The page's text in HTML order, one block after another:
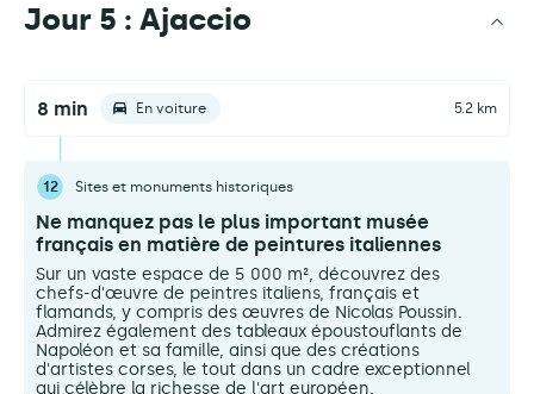
Jour 5 : Ajaccio
8 min En voiture 5.2 km
12 Sites et monuments historiques
Ne manquez pas le plus important musée
français en matière de peintures italiennes
Sur un vaste espace de 5 000 m², découvrez des
chefs-d'œuvre de peintres italiens, français et
flamands, y compris des œuvres de Nicolas Poussin.
Admirez également des tableaux époustouflants de
Napoléon et sa famille, ainsi que des créations
d'artistes corses, le tout dans un cadre exceptionnel
qui célèbre la richesse de l'art européen.